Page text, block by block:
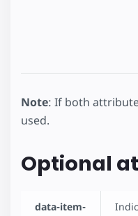
Note: If both
used.
Optional
data-item-